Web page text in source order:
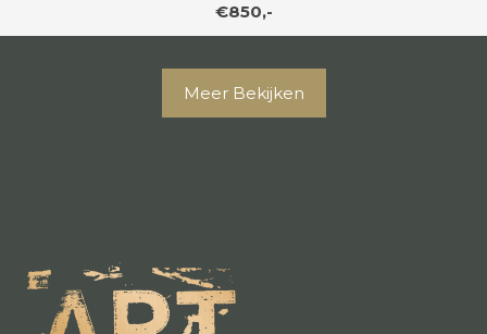
€850,-
Meer Bekijken